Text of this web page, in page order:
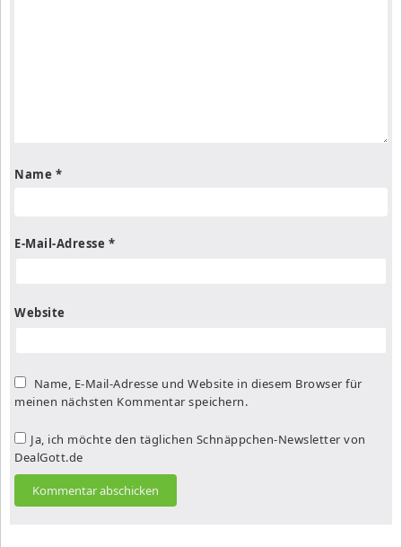
Name *
E-Mail-Adresse *
Website
Name, E-Mail-Adresse und Website in diesem Browser für
meinen nächsten Kommentar speichern.
Ja, ich möchte den täglichen Schnäppchen-Newsletter von
DealGott.de